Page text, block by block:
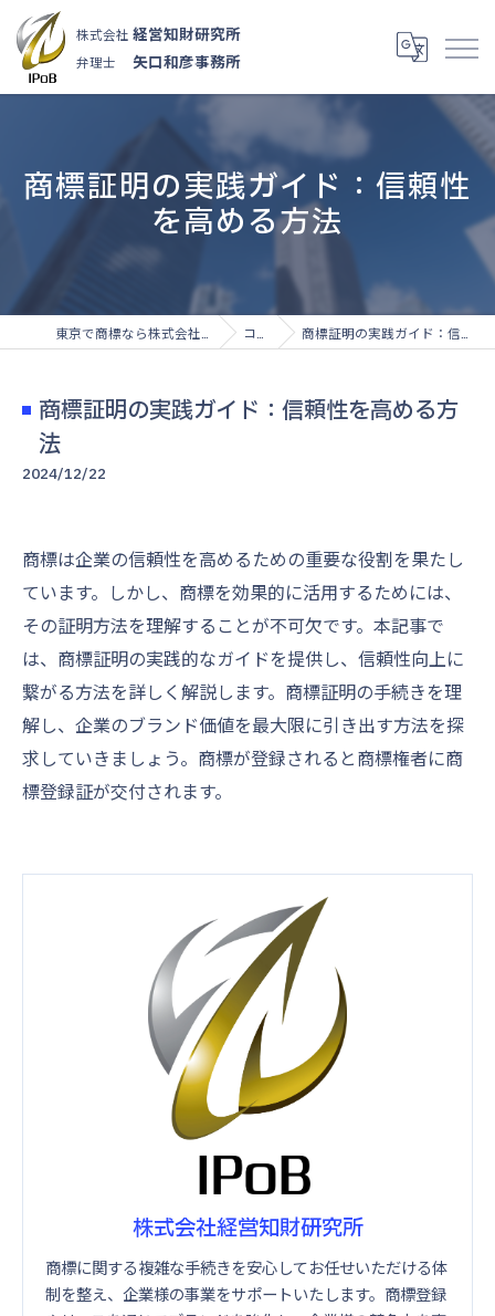
株式会社 経営知財研究所
弁理士 矢口和彦事務所
商標証明の実践ガイド：信頼性
を高める方法
コラム 商標証明の実践ガイド：信頼性を高める方法
商標証明の実践ガイド：信頼性を高める方
法
2024/12/22
商標は企業の信頼性を高めるための重要な役割を果たし
ています。しかし、商標を効果的に活用するためには、
その証明方法を理解することが不可欠です。本記事で
は、商標証明の実践的なガイドを提供し、信頼性向上に
繋がる方法を詳しく解説します。商標証明の手続きを理
解し、企業のブランド価値を最大限に引き出す方法を探
求していきましょう。商標が登録されると商標権者に商
標登録証が交付されます。
株式会社経営知財研究所
商標に関する複雑な手続きを安心してお任せいただける体
制を整え、企業様の事業をサポートいたします。商標登録